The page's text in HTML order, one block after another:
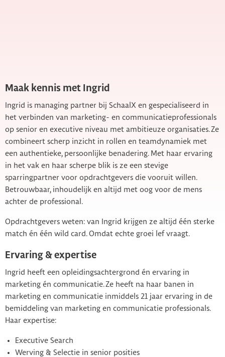
Maak kennis met Ingrid
Ingrid is managing partner bij SchaalX en gespecialiseerd in
het verbinden van marketing- en communicatieprofessionals
op senior en executive niveau met ambitieuze organisaties. Ze
combineert scherp inzicht in rollen en teamdynamiek met
een authentieke, persoonlijke benadering. Met haar ervaring
in het vak en haar scherpe blik is ze een stevige
sparringpartner voor opdrachtgevers die vooruit willen.
Betrouwbaar, inhoudelijk en altijd met oog voor de mens
achter de professional.
Opdrachtgevers weten: van Ingrid krijgen ze altijd één sterke
match én één wild card. Omdat echte groei lef vraagt.
Ervaring & expertise
Ingrid heeft een opleidingsachtergrond én ervaring in
marketing én communicatie. Ze heeft na haar banen in
marketing en communicatie inmiddels 21 jaar ervaring in de
bemiddeling van marketing en communicatie professionals.
Haar expertise:
Executive Search
Werving & Selectie in senior posities